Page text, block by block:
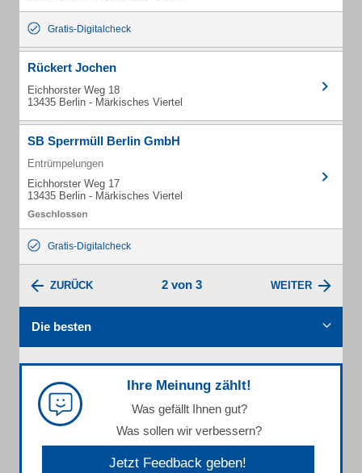
Gratis-Digitalcheck
Rückert Jochen
Eichhorster Weg 18
13435 Berlin - Märkisches Viertel
SB Sperrmüll Berlin GmbH
Entrümpelungen
Eichhorster Weg 17
13435 Berlin - Märkisches Viertel
Gratis-Digitalcheck
ZURÜCK 2 von 3 WEITER
Die besten
Ihre Meinung zählt!
Was gefällt Ihnen gut?
Was sollen wir verbessern?
Jetzt Feedback geben!